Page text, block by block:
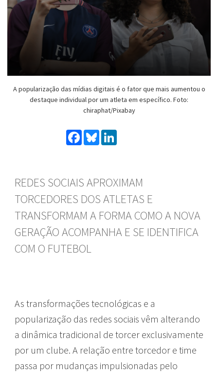
A popularização das mídias digitais é o fator que mais aumentou o
destaque individual por um atleta em específico. Foto:
chiraphat/Pixabay
Facebook
Bluesky
REDES SOCIAIS APROXIMAM
TORCEDORES DOS ATLETAS E
TRANSFORMAM A FORMA COMO A NOVA
GERAÇÃO ACOMPANHA E SE IDENTIFICA
COM O FUTEBOL
As transformações tecnológicas e a
popularização das redes sociais vêm alterando
a dinâmica tradicional de torcer exclusivamente
por um clube. A relação entre torcedor e time
passa por mudanças impulsionadas pelo